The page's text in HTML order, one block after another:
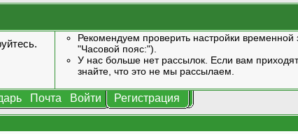
.
Рекомендуем проверить настройки
"Часовой пояс:").
У нас больше нет рассылок. Если вам
знайте, что это не мы рассылаем.
Почта Войти Регистрация